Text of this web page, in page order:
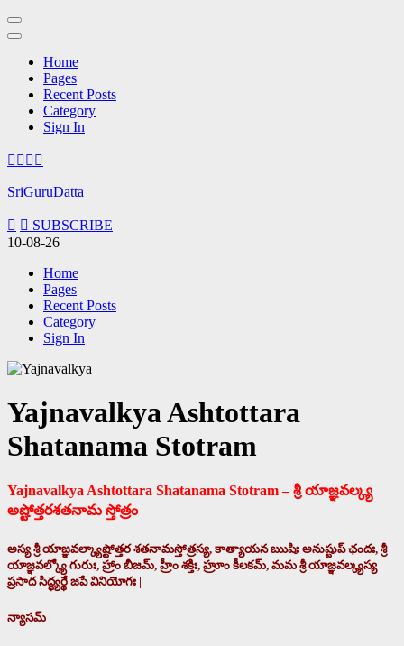
Home
Pages
Recent Posts
Category
Sign In
Skip
content
Enter)
SriGuruDatta
SUBSCRIBE
10-08-26
Home
Pages
Recent Posts
Category
Sign In
Yajnavalkya Ashtottara
Shatanama Stotram
Yajnavalkya Ashtottara Shatanama Stotram – శ్రీ యాజ్ఞవల్క్య
అష్టోత్తరశతనామ స్తోత్రం
అస్య శ్రీ యాజ్ఞవల్క్యాష్టోత్తర శతనామస్తోత్రస్య, కాత్యాయన ఋషిః అనుష్టుప్ ఛందః, శ్రీ
యాజ్ఞవల్క్యో గురుః, హ్రాం బీజమ్, హ్రీం శక్తిః, హ్రూం కీలకమ్, మమ శ్రీ యాజ్ఞవల్క్యస్య
ప్రసాద సిద్ధ్యర్థే జపే వినియోగః |
న్యాసమ్ |